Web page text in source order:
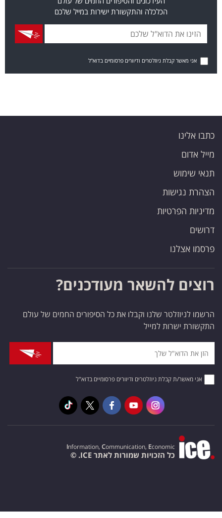
הכלכלה והתקשורת ישירות במייל שלכם
אני מאשר קבלת ניוזלטרים ודיוורים פרסומיים בדוא"ל
כתבו אלינו
מייל אדום
תנאי שימוש
הצהרת נגישות
מדיניות הפרטיות
דרושים
פרסמו אצלנו
רוצים להשאר מעודכנים?
הרשמו לניוזלטר שלנו וקבלו את כל הסיפורים החמים של עולם
התקשורת ישרות למייל
אני מאשר/ת קבלת ניוזלטרים ודיוורים פרסומיים בדוא"ל
Information, Communication, Economic
כל הזכויות שמורות לאתר ICE. ©